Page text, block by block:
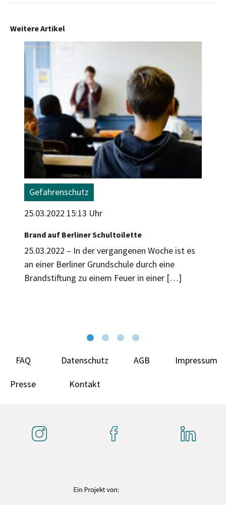
Weitere Artikel
Gefahrenschutz
25.03.2022 15:13 Uhr
Brand auf Berliner Schultoilette
25.03.2022 – In der vergangenen Woche ist es
an einer Berliner Grundschule durch eine
Brandstiftung zu einem Feuer in einer […]
FAQ Datenschutz AGB Impressum
Presse Kontakt